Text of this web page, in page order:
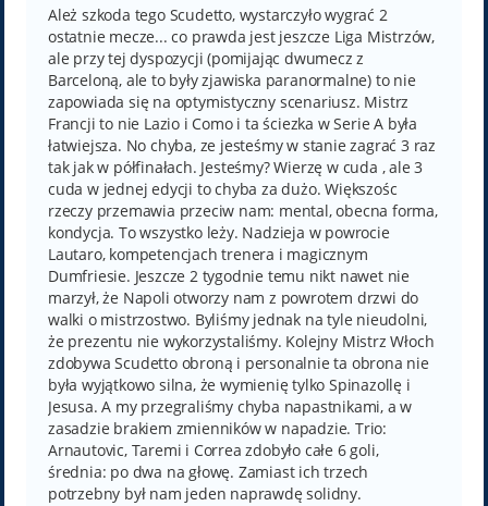
t
Ależ szkoda tego Scudetto, wystarczyło wygrać 2
ostatnie mecze... co prawda jest jeszcze Liga Mistrzów,
ale przy tej dyspozycji (pomijając dwumecz z
Barceloną, ale to były zjawiska paranormalne) to nie
zapowiada się na optymistyczny scenariusz. Mistrz
Francji to nie Lazio i Como i ta ściezka w Serie A była
łatwiejsza. No chyba, ze jesteśmy w stanie zagrać 3 raz
tak jak w półfinałach. Jesteśmy? Wierzę w cuda , ale 3
cuda w jednej edycji to chyba za dużo. Większośc
rzeczy przemawia przeciw nam: mental, obecna forma,
kondycja. To wszystko leży. Nadzieja w powrocie
Lautaro, kompetencjach trenera i magicznym
Dumfriesie. Jeszcze 2 tygodnie temu nikt nawet nie
marzył, że Napoli otworzy nam z powrotem drzwi do
walki o mistrzostwo. Byliśmy jednak na tyle nieudolni,
że prezentu nie wykorzystaliśmy. Kolejny Mistrz Włoch
zdobywa Scudetto obroną i personalnie ta obrona nie
była wyjątkowo silna, że wymienię tylko Spinazollę i
Jesusa. A my przegraliśmy chyba napastnikami, a w
zasadzie brakiem zmienników w napadzie. Trio:
Arnautovic, Taremi i Correa zdobyło całe 6 goli,
średnia: po dwa na głowę. Zamiast ich trzech
potrzebny był nam jeden naprawdę solidny.